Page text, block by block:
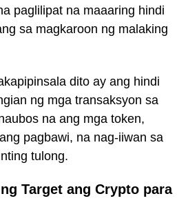
paglilipat na maaaring hindi
sa magkaroon ng malaking
dito ay ang hindi
ng mga transaksyon sa
na ang mga token,
pagbawi, na nag-iiwan sa
tulong.
Target ang Crypto para